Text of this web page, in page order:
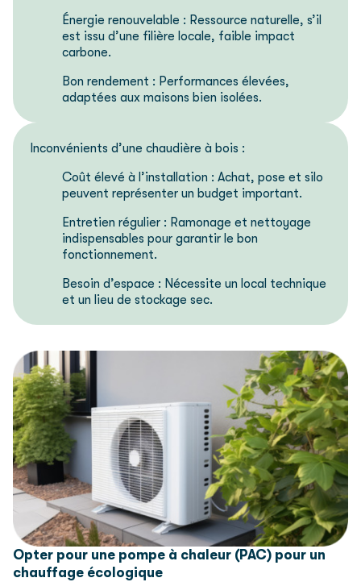
Énergie renouvelable : Ressource naturelle, s’il
est issu d’une filière locale, faible impact
carbone.
Bon rendement : Performances élevées,
adaptées aux maisons bien isolées.
Inconvénients d’une chaudière à bois :
Coût élevé à l’installation : Achat, pose et silo
peuvent représenter un budget important.
Entretien régulier : Ramonage et nettoyage
indispensables pour garantir le bon
fonctionnement.
Besoin d’espace : Nécessite un local technique
et un lieu de stockage sec.
Opter pour une pompe à chaleur (PAC) pour un
chauffage écologique